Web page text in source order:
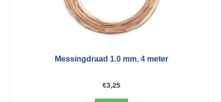
Messingdraad 1.0 mm, 4 meter
€3,25